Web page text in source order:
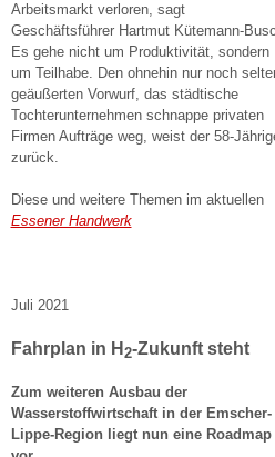
Arbeitsmarkt verloren, sagt
Geschäftsführer Hartmut Kütemann-
Es gehe nicht um Produktivität, sondern
um Teilhabe. Den ohnehin nur noch
geäußerten Vorwurf, das städtische
Tochterunternehmen schnappe privaten
Firmen Aufträge weg, weist der 58-
zurück.
Diese und weitere Themen im aktuellen
Essener Handwerk
Juli 2021
Fahrplan in H 2-Zukunft steht
Zum weiteren Ausbau der
Wasserstoffwirtschaft in der Emscher-
Lippe-Region liegt nun eine Roadmap